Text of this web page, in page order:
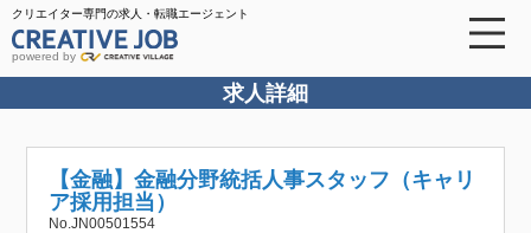
クリエイター専門の求人・転職エージェント
powered by
求人詳細
【金融】金融分野統括人事スタッフ（キャリ
ア採用担当）
No.JN00501554